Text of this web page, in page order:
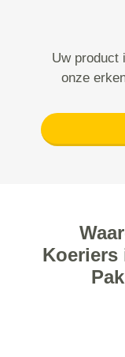
Uw product
onze
Koeriers